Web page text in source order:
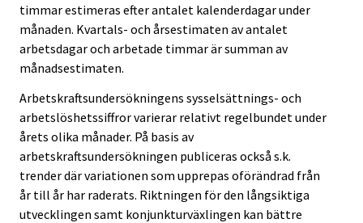
timmar estimeras efter antalet kalenderdagar under
månaden. Kvartals- och årsestimaten av antalet
arbetsdagar och arbetade timmar är summan av
månadsestimaten.
Arbetskraftsundersökningens sysselsättnings- och
arbetslöshetssiffror varierar relativt regelbundet under
årets olika månader. På basis av
arbetskraftsundersökningen publiceras också s.k.
trender där variationen som upprepas oförändrad från
år till år har raderats. Riktningen för den långsiktiga
utvecklingen samt konjunkturväxlingen kan bättre